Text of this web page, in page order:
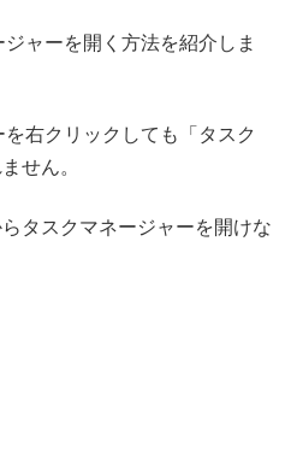
ャーを開く方法を紹介しま
右クリックしても「タスク
せん。
タスクマネージャーを開けな